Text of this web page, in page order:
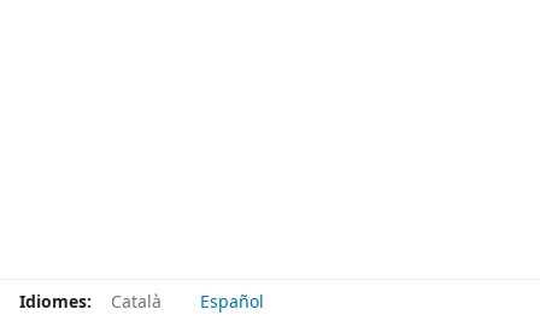
Idiomes: Català Español